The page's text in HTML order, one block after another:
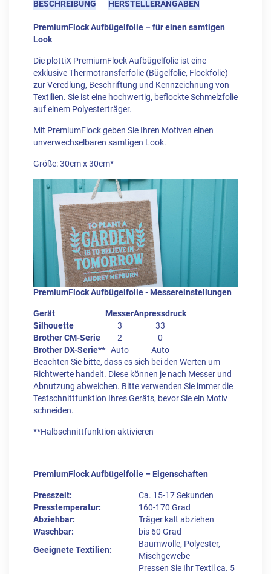
BESCHREIBUNG HERSTELLERANGABEN
PremiumFlock Aufbügelfolie – für einen samtigen
Look
Die plottiX PremiumFlock Aufbügelfolie ist eine
exklusive Thermotransferfolie (Bügelfolie, Flockfolie)
zur Veredlung, Beschriftung und Kennzeichnung von
Textilien. Sie ist eine hochwertig, beflockte Schmelzfolie
auf einem Polyesterträger.
Mit PremiumFlock geben Sie Ihren Motiven einen
unverwechselbaren samtigen Look.
Größe: 30cm x 30cm*
PremiumFlock Aufbügelfolie - Messereinstellungen
Gerät MesserAnpressdruck
Silhouette
3
33
Brother CM-Serie
2
0
Brother DX-Serie** Auto
Auto
Beachten Sie bitte, dass es sich bei den Werten um
Richtwerte handelt. Diese können je nach Messer und
Abnutzung abweichen. Bitte verwenden Sie immer die
Testschnittfunktion Ihres Geräts, bevor Sie ein Motiv
schneiden.
**Halbschnittfunktion aktivieren
PremiumFlock Aufbügelfolie – Eigenschaften
Presszeit:
Ca. 15-17 Sekunden
Presstemperatur:
160-170 Grad
Abziehbar:
Träger kalt abziehen
Waschbar:
bis 60 Grad
Geeignete Textilien:
Baumwolle, Polyester,
Mischgewebe
Pressen Sie Ihr Textil ca. 5